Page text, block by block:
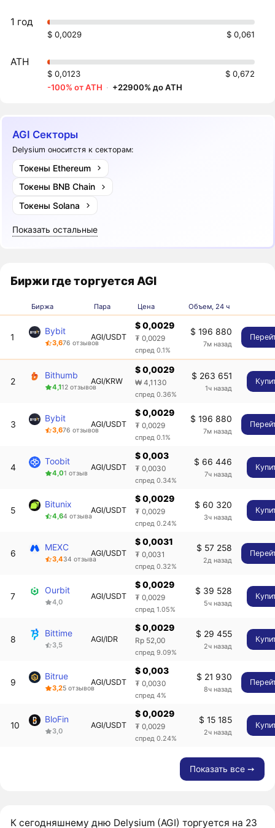
1 год
$ 0,0029 $ 0,061
ATH
$ 0,0123
$ 0,672
-100% от ATH · +22900% до ATH
AGI Секторы
Delysium оноситстя к секторам:
Токены Ethereum
Токены BNB Chain
Токены Solana
Показать остальные
Биржи где торгуется AGI
Биржа Пара Цена Объем, 24 ч
1
Bybit
3,676 отзывов
AGI/USDT
$ 0,0029
₮ 0,0029
спред 0.1%
$ 196 880
7м назад
2
Bithumb
4,112 отзывов
AGI/KRW
$ 0,0029
₩ 4,1130
спред 0.36%
$ 263 651
1ч назад
3
Bybit
3,676 отзывов
AGI/USDT
$ 0,0029
₮ 0,0029
спред 0.1%
$ 196 880
7м назад
4
Toobit
4,01 отзыв
AGI/USDT
$ 0,003
₮ 0,0030
спред 0.34%
$ 66 446
7ч назад
5
Bitunix
4,64 отзыва
AGI/USDT
$ 0,0029
₮ 0,0029
спред 0.24%
$ 60 320
3ч назад
6
MEXC
3,434 отзыва
AGI/USDT
$ 0,0031
₮ 0,0031
спред 0.32%
$ 57 258
2д назад
7
Ourbit
4,0
AGI/USDT
$ 0,0029
₮ 0,0029
спред 1.05%
$ 39 528
5ч назад
8
Bittime
3,5
AGI/IDR
$ 0,0029
Rp 52,00
спред 9.09%
$ 29 455
2ч назад
9
Bitrue
3,25 отзывов
AGI/USDT
$ 0,003
₮ 0,0030
спред 4%
$ 21 930
8ч назад
10
BloFin
3,0
AGI/USDT
$ 0,0029
₮ 0,0029
спред 0.24%
$ 15 185
2ч назад
Показать все ➙
К сегодняшнему дню Delysium (AGI) торгуется на 23